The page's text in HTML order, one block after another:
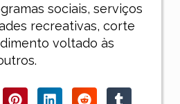
sociais, serviços
recreativas, corte
voltado às